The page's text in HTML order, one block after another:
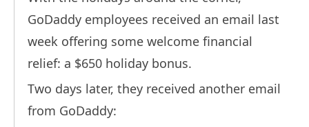
GoDaddy employees received an email last
week offering some welcome financial
relief: a $650 holiday bonus.
Two days later, they received another email
from GoDaddy: